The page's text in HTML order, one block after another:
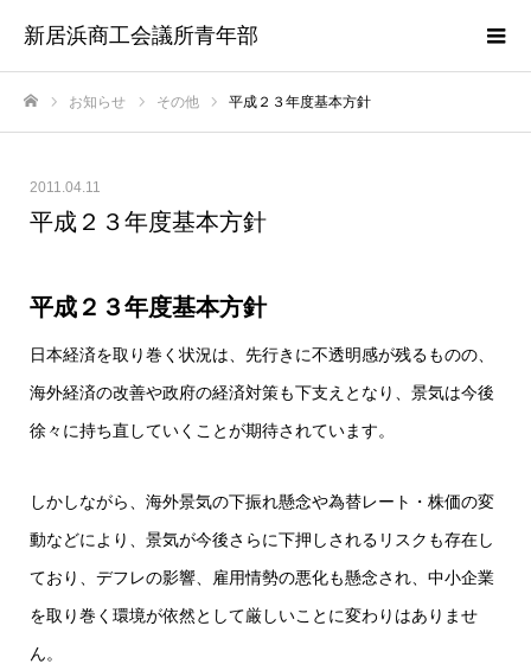
新居浜商工会議所青年部
お知らせ その他 平成２３年度基本方針
2011.04.11
平成２３年度基本方針
平成２３年度基本方針
日本経済を取り巻く状況は、先行きに不透明感が残るものの、
海外経済の改善や政府の経済対策も下支えとなり、景気は今後
徐々に持ち直していくことが期待されています。
しかしながら、海外景気の下振れ懸念や為替レート・株価の変
動などにより、景気が今後さらに下押しされるリスクも存在し
ており、デフレの影響、雇用情勢の悪化も懸念され、中小企業
を取り巻く環境が依然として厳しいことに変わりはありませ
ん。